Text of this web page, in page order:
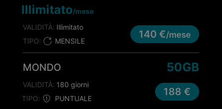
TIPO: MENSILE
Illimitato/mese
VALIDITÀ: Illimitato
140 €/mese
MONDO
TIPO: PUNTUALE
50GB
VALIDITÀ: 180 giorni
188 €